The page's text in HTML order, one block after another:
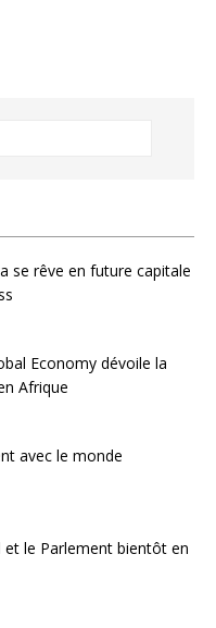
se rêve en future capitale
Economy dévoile la
Afrique
avec le monde
et le Parlement bientôt en